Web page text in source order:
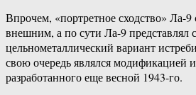
Впрочем, «портретное сходство» Ла-
внешним, а по сути Ла-9 представлял
цельнометаллический вариант
свою очередь являлся модификацией
разработанного еще весной 1943-го.